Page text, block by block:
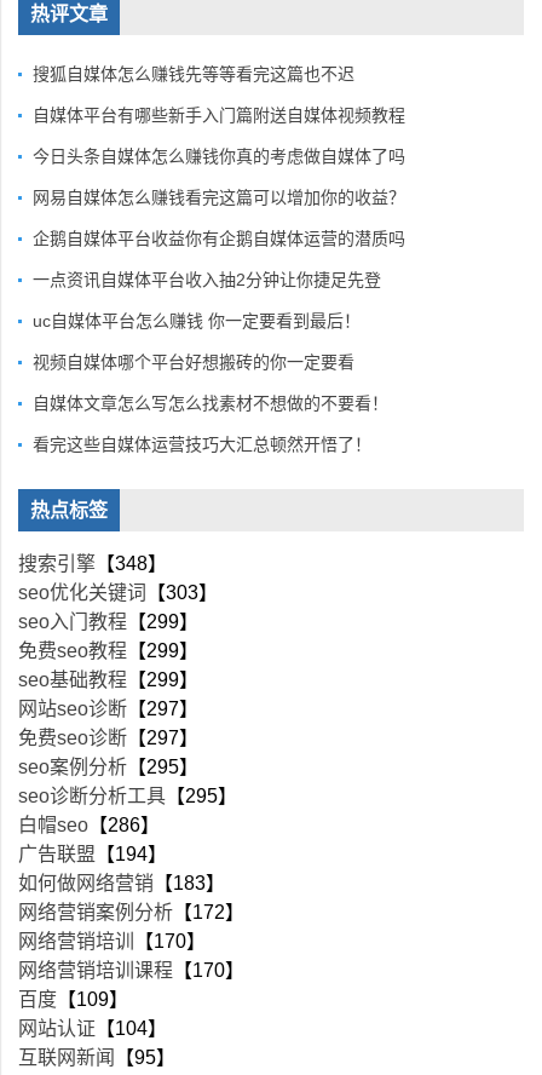
热评文章
搜狐自媒体怎么赚钱先等等看完这篇也不迟
自媒体平台有哪些新手入门篇附送自媒体视频教程
今日头条自媒体怎么赚钱你真的考虑做自媒体了吗
网易自媒体怎么赚钱看完这篇可以增加你的收益？
企鹅自媒体平台收益你有企鹅自媒体运营的潜质吗
一点资讯自媒体平台收入抽2分钟让你捷足先登
uc自媒体平台怎么赚钱 你一定要看到最后！
视频自媒体哪个平台好想搬砖的你一定要看
自媒体文章怎么写怎么找素材不想做的不要看！
看完这些自媒体运营技巧大汇总顿然开悟了！
热点标签
搜索引擎 【348】
seo优化关键词
【303】
seo入门教程 【299】
免费seo教程 【299】
seo基础教程 【299】
网站seo诊断 【297】
免费seo诊断 【297】
seo案例分析 【295】
seo诊断分析工具 【295】
白帽seo 【286】
广告联盟 【194】
如何做网络营销 【183】
网络营销案例分析 【172】
网络营销培训
【170】
网络营销培训课程 【170】
百度 【109】
网站认证 【104】
互联网新闻
【95】